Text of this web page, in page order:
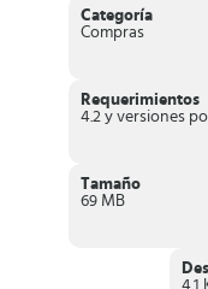
futuro e irla
En esta app puedes
exclusivos.
Así que si desees
Características
Además de su
online te ofrece
Categoría
Compras
Requerimientos
Tamaño
69 MB
4.1